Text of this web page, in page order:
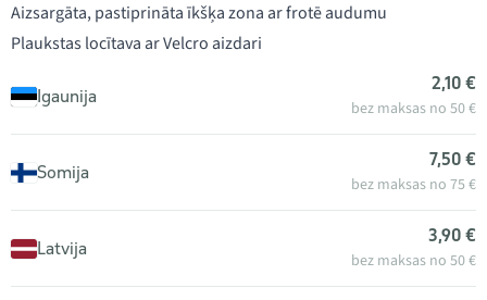
Aizsargāta, pastiprināta īkšķa zona ar frotē audumu
Plaukstas locītava ar Velcro aizdari
Igaunija
2,10 €
bez maksas no 50 €
Somija
7,50 €
bez maksas no 75 €
Latvija
3,90 €
bez maksas no 50 €